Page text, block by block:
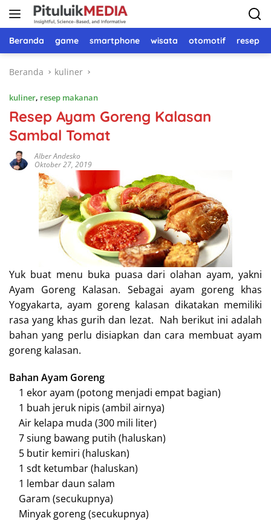
Langsung
Beranda game smartphone wisata otomotif resep
Beranda kuliner
kuliner, resep makanan
Resep Ayam Goreng Kalasan
Sambal Tomat
Alber Andesko
Oktober 27, 2019
Yuk buat menu buka puasa dari olahan ayam, yakni
Ayam Goreng Kalasan. Sebagai ayam goreng khas
Yogyakarta, ayam goreng kalasan dikatakan memiliki
rasa yang khas gurih dan lezat. Nah berikut ini adalah
bahan yang perlu disiapkan dan cara membuat ayam
goreng kalasan.
Bahan Ayam Goreng
1 ekor ayam (potong menjadi empat bagian)
1 buah jeruk nipis (ambil airnya)
Air kelapa muda (300 mili liter)
7 siung bawang putih (haluskan)
5 butir kemiri (haluskan)
1 sdt ketumbar (haluskan)
1 lembar daun salam
Garam (secukupnya)
Minyak goreng (secukupnya)